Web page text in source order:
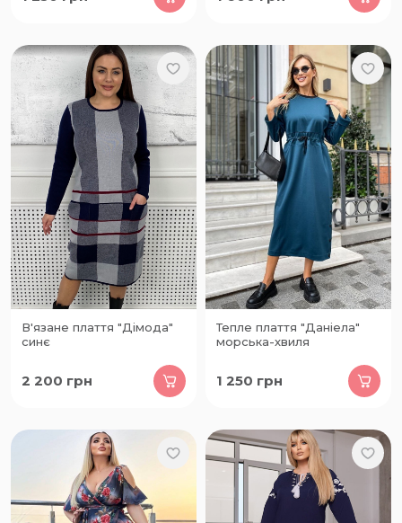
В'язане плаття "Дімода"
синє
2 200 грн
Тепле плаття "Даніела"
морська-хвиля
1 250 грн